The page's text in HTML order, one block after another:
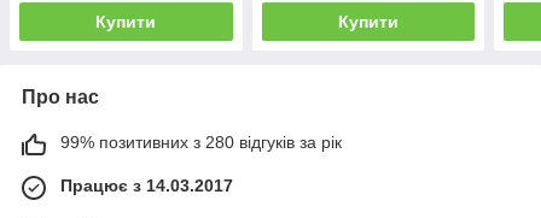
Купити Купити
Про нас
99% позитивних з 280 відгуків за рік
Працює з 14.03.2017